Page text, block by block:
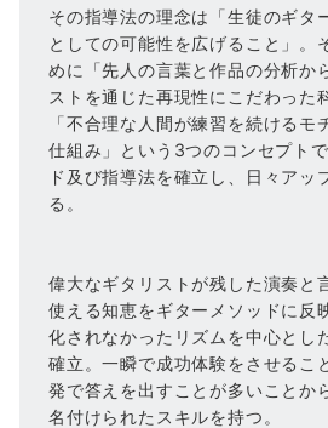
その指導法の理念は「生徒のギタ
としての可能性を広げること」。
めに「先人の言葉と作品の分析か
ストを通じた再現性にこだわった
「不合理な人間が練習を続けるモ
仕組み」という3つのコンセプト
ド及び指導法を確立し、日々アッ
る。
偉大なギタリストが残した演奏と
使える知恵をギターメソッドに反
化されなかったリズムを中心とし
確立。一瞬で成功体験をさせるこ
発で答えを出すことが多いことか
名付けられたスキルを持つ。